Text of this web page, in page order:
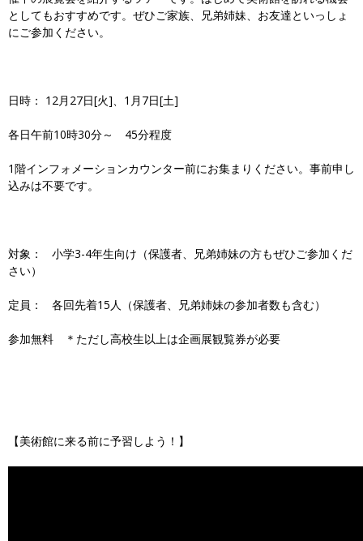
としてもおすすめです。ぜひご家族、兄弟姉妹、お友達といっしょ
にご参加ください。
日時： 12月27日[火]、1月7日[土]
各日午前10時30分～ 45分程度
1階インフォメーションカウンター前にお集まりください。事前申し
込みは不要です。
対象： 小学3-4年生向け（保護者、兄弟姉妹の方もぜひご参加くだ
さい）
定員： 各回先着15人（保護者、兄弟姉妹の参加者数も含む）
参加無料 ＊ただし高校生以上は企画展観覧券が必要
【美術館に来る前に予習しよう！】